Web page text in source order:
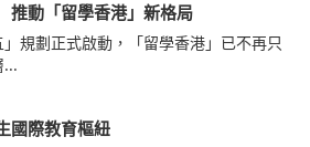
動「留學香港」新格局
規劃正式啟動，「留學香港」已不再只
...
國際教育樞紐